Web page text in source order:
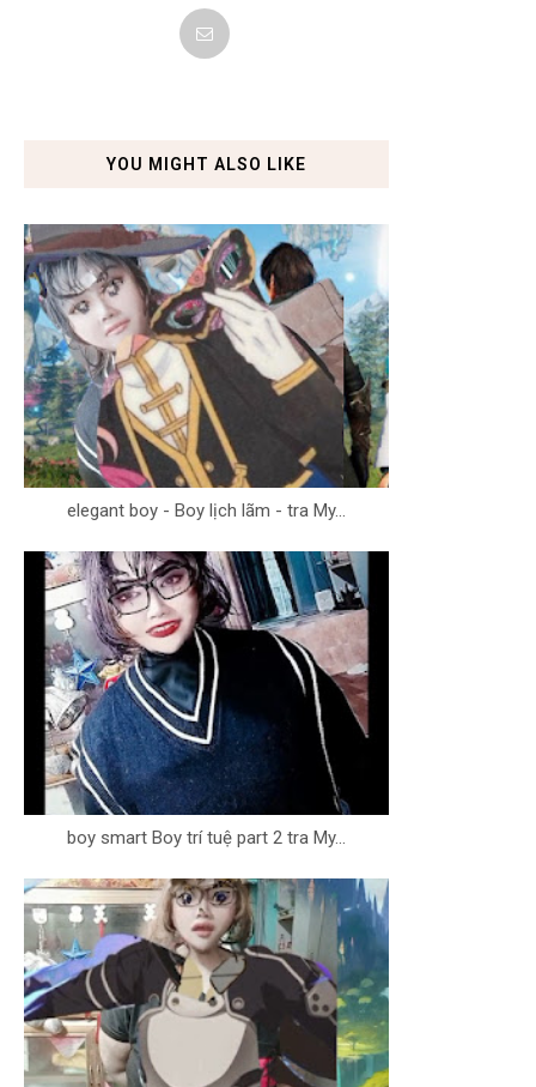
YOU MIGHT ALSO LIKE
elegant boy - Boy lịch lãm - tra My...
boy smart Boy trí tuệ part 2 tra My...